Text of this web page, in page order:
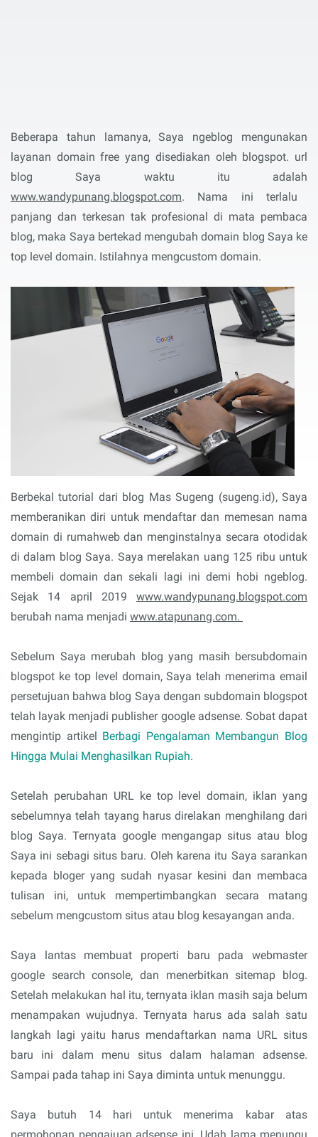
Beberapa tahun lamanya, Saya ngeblog mengunakan
layanan domain free yang disediakan oleh blogspot. url
blog Saya waktu itu adalah
www.wandypunang.blogspot.com. Nama ini terlalu
panjang dan terkesan tak profesional di mata pembaca
blog, maka Saya bertekad mengubah domain blog Saya ke
top level domain. Istilahnya mengcustom domain.
Berbekal tutorial dari blog Mas Sugeng (sugeng.id), Saya
memberanikan diri untuk mendaftar dan memesan nama
domain di rumahweb dan menginstalnya secara otodidak
di dalam blog Saya. Saya merelakan uang 125 ribu untuk
membeli domain dan sekali lagi ini demi hobi ngeblog.
Sejak 14 april 2019 www.wandypunang.blogspot.com
berubah nama menjadi www.atapunang.com.
Sebelum Saya merubah blog yang masih bersubdomain
blogspot ke top level domain, Saya telah menerima email
persetujuan bahwa blog Saya dengan subdomain blogspot
telah layak menjadi publisher google adsense. Sobat dapat
mengintip artikel Berbagi Pengalaman Membangun Blog
Hingga Mulai Menghasilkan Rupiah.
Setelah perubahan URL ke top level domain, iklan yang
sebelumnya telah tayang harus direlakan menghilang dari
blog Saya. Ternyata google mengangap situs atau blog
Saya ini sebagi situs baru. Oleh karena itu Saya sarankan
kepada bloger yang sudah nyasar kesini dan membaca
tulisan ini, untuk mempertimbangkan secara matang
sebelum mengcustom situs atau blog kesayangan anda.
Saya lantas membuat properti baru pada webmaster
google search console, dan menerbitkan sitemap blog.
Setelah melakukan hal itu, ternyata iklan masih saja belum
menampakan wujudnya. Ternyata harus ada salah satu
langkah lagi yaitu harus mendaftarkan nama URL situs
baru ini dalam menu situs dalam halaman adsense.
Sampai pada tahap ini Saya diminta untuk menunggu.
Saya butuh 14 hari untuk menerima kabar atas